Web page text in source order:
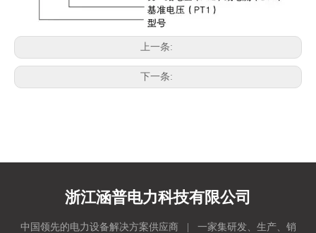
上一条:
下一条:
浙江涵普电力科技有限公司
中国领先的电力设备解决方案供应商 | 一家集研发、生产、销